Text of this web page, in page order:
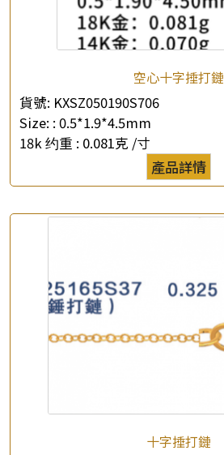
*你的名字
公司名稱
*e-mail
空心十字捶打鏈
貨號: KXSZ050190S706
Size: : 0.5*1.9*4.5mm
18k 约重 : 0.081克 /寸
產品詳情
十字捶打鏈